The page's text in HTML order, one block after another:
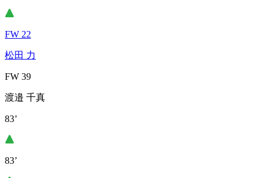
FW 22
松田 力
FW 39
渡邉 千真
83’
83’